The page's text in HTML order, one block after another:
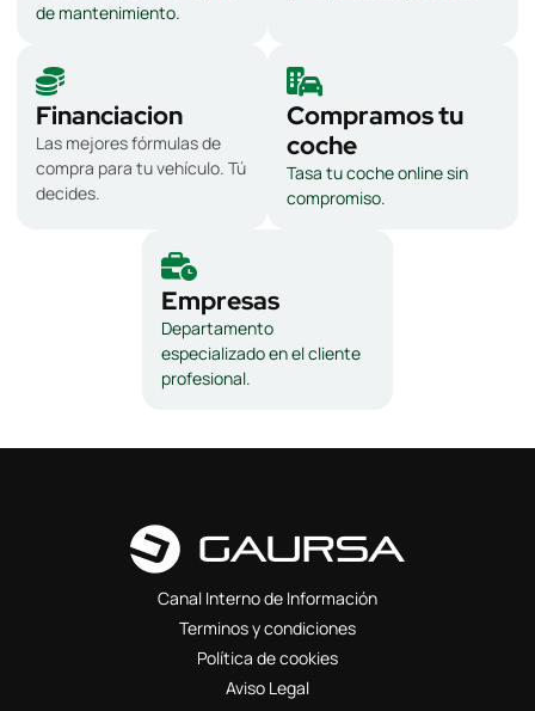
de mantenimiento.
Financiacion
Las mejores fórmulas de
compra para tu vehículo. Tú
decides.
Compramos tu
coche
Tasa tu coche online sin
compromiso.
Empresas
Departamento
especializado en el cliente
profesional.
Canal Interno de Información
Terminos y condiciones
Política de cookies
Aviso Legal